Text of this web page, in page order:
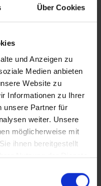
Über Cookies
und Anzeigen zu
Medien anbieten
Website zu
Informationen zu Ihrer
unsere Partner für
weiter. Unsere
möglicherweise mit
ihnen bereitgestellt
Nutzung der Dienste
una solución
soporte a largo
que
planificación a largo